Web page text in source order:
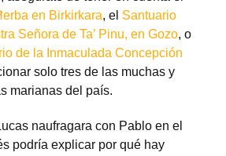
en Birkirkara, el Santuario
Señora de Ta’ Pinu, en Gozo, o
de la Inmaculada Concepción
solo tres de las muchas y
marianas del país.
naufragara con Pablo en el
podría explicar por qué hay